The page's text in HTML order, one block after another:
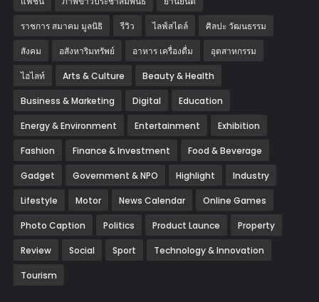
ราชการ สมาคม มูลนิธิ รีวิว ไลฟ์สไตล์ ศิลปะ วัฒนธรรม
สังคม อสังหาริมทรัพย์ อาหาร เครื่องดื่ม อุตสาหกรรม
ไฮไลท์ Arts & Culture Beauty & Health
Business & Marketing Digital Education
Energy & Environment Entertainment Exhibition
Fashion Finance & Investment Food & Beverage
Gadget Government & NPO Highlight Industry
Lifestyle Motor News Calendar Online Games
Photo Caption Politics Product Launce Property
Review Social Sport Technology & Innovation
Tourism